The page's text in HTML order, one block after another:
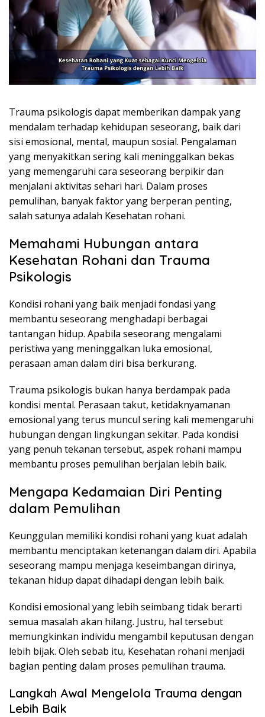
Trauma psikologis dapat memberikan dampak yang
mendalam terhadap kehidupan seseorang, baik dari
sisi emosional, mental, maupun sosial. Pengalaman
yang menyakitkan sering kali meninggalkan bekas
yang memengaruhi cara seseorang berpikir dan
menjalani aktivitas sehari hari. Dalam proses
pemulihan, banyak faktor yang berperan penting,
salah satunya adalah Kesehatan rohani.
Memahami Hubungan antara
Kesehatan Rohani dan Trauma
Psikologis
Kondisi rohani yang baik menjadi fondasi yang
membantu seseorang menghadapi berbagai
tantangan hidup. Apabila seseorang mengalami
peristiwa yang meninggalkan luka emosional,
perasaan aman dalam diri bisa berkurang.
Trauma psikologis bukan hanya berdampak pada
kondisi mental. Perasaan takut, ketidaknyamanan
emosional yang terus muncul sering kali memengaruhi
hubungan dengan lingkungan sekitar. Pada kondisi
yang penuh tekanan tersebut, aspek rohani mampu
membantu proses pemulihan berjalan lebih baik.
Mengapa Kedamaian Diri Penting
dalam Pemulihan
Keunggulan memiliki kondisi rohani yang kuat adalah
membantu menciptakan ketenangan dalam diri. Apabila
seseorang mampu menjaga keseimbangan dirinya,
tekanan hidup dapat dihadapi dengan lebih baik.
Kondisi emosional yang lebih seimbang tidak berarti
semua masalah akan hilang. Justru, hal tersebut
memungkinkan individu mengambil keputusan dengan
lebih bijak. Oleh sebab itu, Kesehatan rohani menjadi
bagian penting dalam proses pemulihan trauma.
Langkah Awal Mengelola Trauma dengan
Lebih Baik